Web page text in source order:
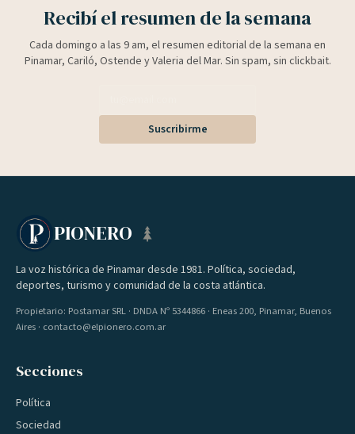
Recibí el resumen de la semana
Cada domingo a las 9 am, el resumen editorial de la semana en
Pinamar, Cariló, Ostende y Valeria del Mar. Sin spam, sin clickbait.
Suscribirme
PIONERO
La voz histórica de Pinamar desde 1981. Política, sociedad,
deportes, turismo y comunidad de la costa atlántica.
Propietario: Postamar SRL · DNDA Nº 5344866 · Eneas 200, Pinamar, Buenos
Aires · contacto@elpionero.com.ar
Secciones
Política
Sociedad